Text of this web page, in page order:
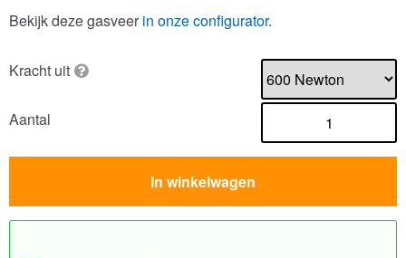
Bekijk deze gasveer in onze configurator.
Kracht uit
Aantal
In winkelwagen